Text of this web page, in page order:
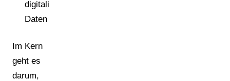
digitalisierter
Daten
Im Kern
geht es
darum,